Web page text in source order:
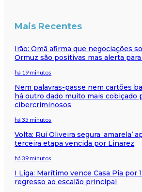
Mais Recentes
Irão: Omã afirma que negociações
Ormuz são positivas mas alerta
há 19 minutos
Nem palavras-passe nem cartões
há outro dado muito mais cobiçado
cibercriminosos
há 35 minutos
Volta: Rui Oliveira segura ‘amarela’
terceira etapa vencida por Linarez
há 39 minutos
I Liga: Marítimo vence Casa Pia por
regresso ao escalão principal